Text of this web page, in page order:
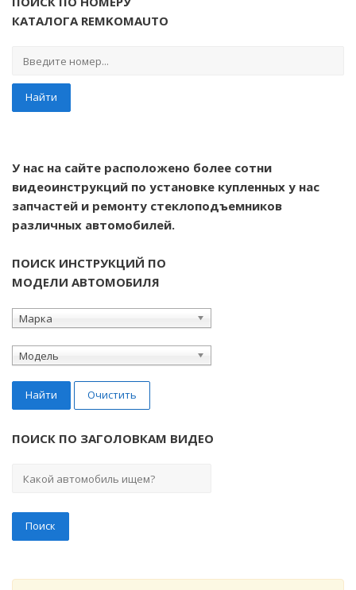
КАТАЛОГА REMKOMAUTO
Найти
У нас на сайте расположено более сотни
видеоинструкций по установке купленных у нас
запчастей и ремонту стеклоподъемников
различных автомобилей.
ПОИСК ИНСТРУКЦИЙ ПО
МОДЕЛИ АВТОМОБИЛЯ
Марка
Модель
Найти Очистить
ПОИСК ПО ЗАГОЛОВКАМ ВИДЕО